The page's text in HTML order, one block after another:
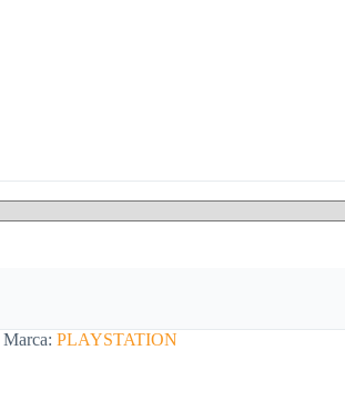
Marca: PLAYSTATION